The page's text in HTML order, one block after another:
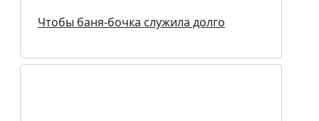
Чтобы баня-бочка служила долго